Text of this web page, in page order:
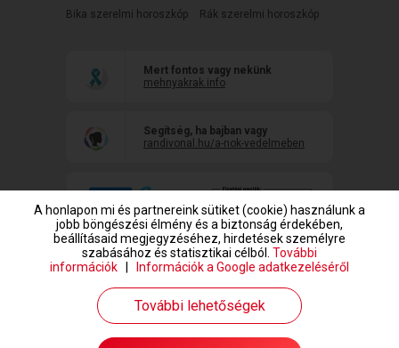
Bika szerelmi horoszkóp
Rák szerelmi horoszkóp
Mert fontos vagy nekünk
mehnyakrak.info
Segítség, ha bajban vagy
randivonal.hu/a-nok-vedelmeben
www.randivonal.hu © Copyright 1999-2026 Dating Central Europe Zrt.
A honlapon mi és partnereink sütiket (cookie) használunk a
jobb böngészési élmény és a biztonság érdekében,
beállításaid megjegyzéséhez, hirdetések személyre
szabásához és statisztikai célból. További
információk
Információk a Google adatkezeléséről
További lehetőségek